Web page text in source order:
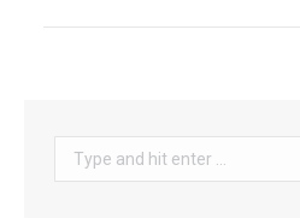
Search: